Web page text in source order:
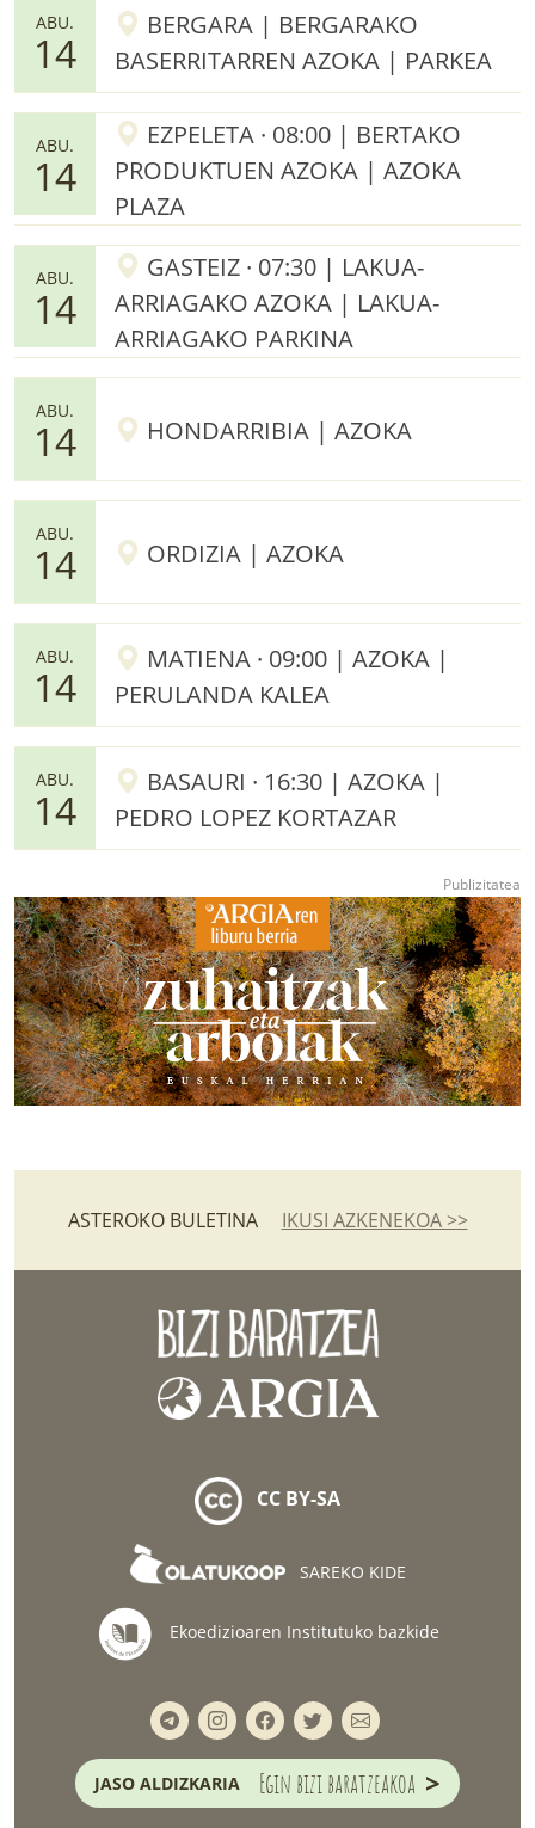
ABU.
14
BERGARA | BERGARAKO
BASERRITARREN AZOKA | PARKEA
ABU.
14
EZPELETA · 08:00 | BERTAKO
PRODUKTUEN AZOKA | AZOKA
PLAZA
ABU.
14
GASTEIZ · 07:30 | LAKUA-
ARRIAGAKO AZOKA | LAKUA-
ARRIAGAKO PARKINA
ABU.
14 HONDARRIBIA | AZOKA
ABU.
14 ORDIZIA | AZOKA
ABU.
14
MATIENA · 09:00 | AZOKA |
PERULANDA KALEA
ABU.
14
BASAURI · 16:30 | AZOKA |
PEDRO LOPEZ KORTAZAR
ASTEROKO BULETINA IKUSI AZKENEKOA >>
CC BY-SA
SAREKO KIDE
Ekoedizioaren Institutuko bazkide
JASO ALDIZKARIA Egin bizi baratzeakoa >